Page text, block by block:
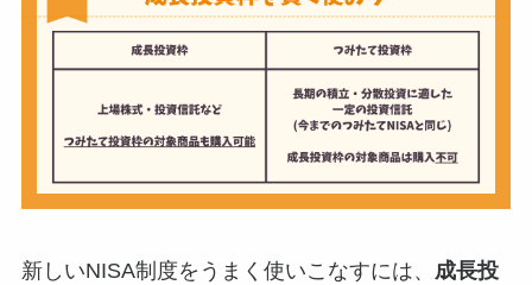
新しいNISA制度をうまく使いこなすには、 成長投